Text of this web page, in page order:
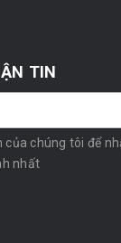
TIN
chúng tôi để
nhất